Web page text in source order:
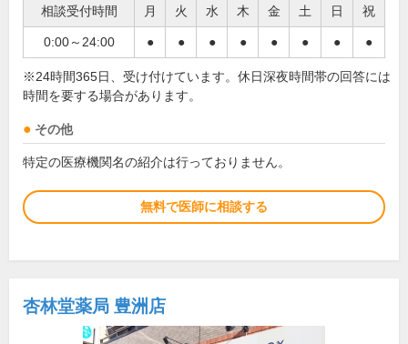
相談受付時間 月 火 水 木 金 土 日 祝
0:00～24:00 ● ● ● ● ● ● ● ●
※24時間365日、受け付けています。休日深夜時間帯の回答には
時間を要する場合があります。
その他
特定の医療機関名の紹介は行っておりません。
無料で医師に相談する
杏林堂薬局 豊洲店